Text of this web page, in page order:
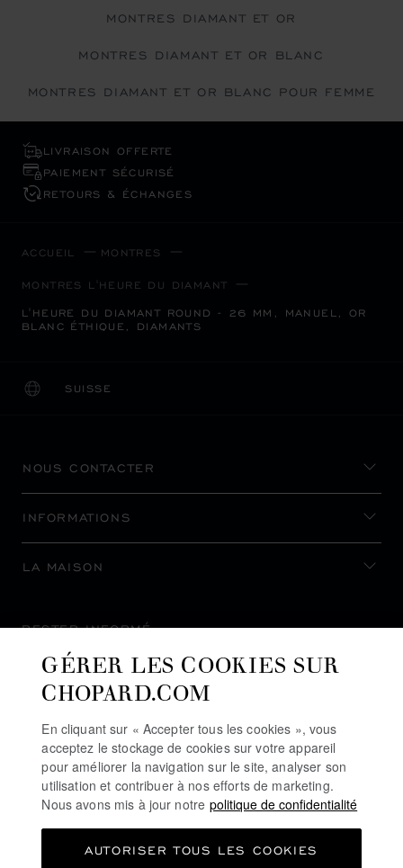
MONTRES DIAMANT ET OR
MONTRES DIAMANT ET OR BLANC
MONTRES DIAMANT ET OR BLANC POUR FEMME
LIVRAISON OFFERTE
PAIEMENT SÉCURISÉ
RETOURS & ÉCHANGES
ACCUEIL MONTRES
MONTRES L'HEURE DU DIAMANT
L'HEURE DU DIAMANT ROUND - 26 MM, MANUEL, OR
BLANC ÉTHIQUE, DIAMANTS
SUISSE
LOCALISATION (CHANGER DE PAYS)
CHANGER DE PAYS
NOUS CONTACTER
INFORMATIONS
LA MAISON
RESTER INFORMÉ
S’INSCRIRE À LA NEWSLETTER
POLITIQUE DES COOKIES
GÉRER LES COOKIES SUR
CHOPARD.COM
En cliquant sur « Accepter tous les cookies », vous
acceptez le stockage de cookies sur votre appareil
pour améliorer la navigation sur le site, analyser son
utilisation et contribuer à nos efforts de marketing.
Nous avons mis à jour notre politique de confidentialité
AUTORISER TOUS LES COOKIES